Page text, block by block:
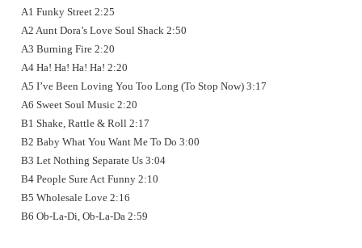
A1 Funky Street 2:25
A2 Aunt Dora’s Love Soul Shack 2:50
A3 Burning Fire 2:20
A4 Ha! Ha! Ha! Ha! 2:20
A5 I’ve Been Loving You Too Long (To Stop Now) 3:17
A6 Sweet Soul Music 2:20
B1 Shake, Rattle & Roll 2:17
B2 Baby What You Want Me To Do 3:00
B3 Let Nothing Separate Us 3:04
B4 People Sure Act Funny 2:10
B5 Wholesale Love 2:16
B6 Ob-La-Di, Ob-La-Da 2:59